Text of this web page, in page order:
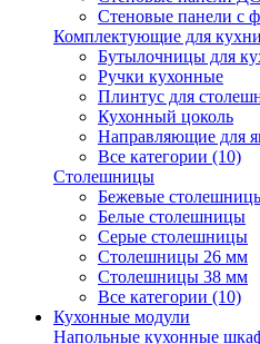
Стеновые панели с
Комплектующие для кухни
Бутылочницы для
Ручки кухонные
Плинтус для
Кухонный цоколь
Направляющие для
Все категории (10)
Столешницы
Бежевые
Белые столешницы
Серые столешницы
Столешницы 26 мм
Столешницы 38 мм
Все категории (10)
Кухонные модули
Напольные кухонные